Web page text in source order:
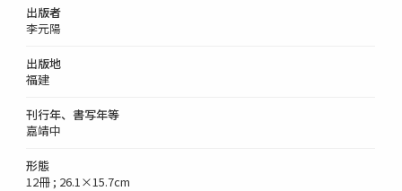
出版者
李元陽
出版地
福建
刊行年、書写年等
嘉靖中
形態
12冊 ; 26.1×15.7cm